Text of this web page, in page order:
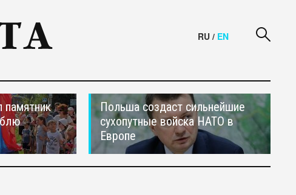
RU / EN
памятник
Польша создаст сильнейшие
сухопутные войска НАТО в
Европе